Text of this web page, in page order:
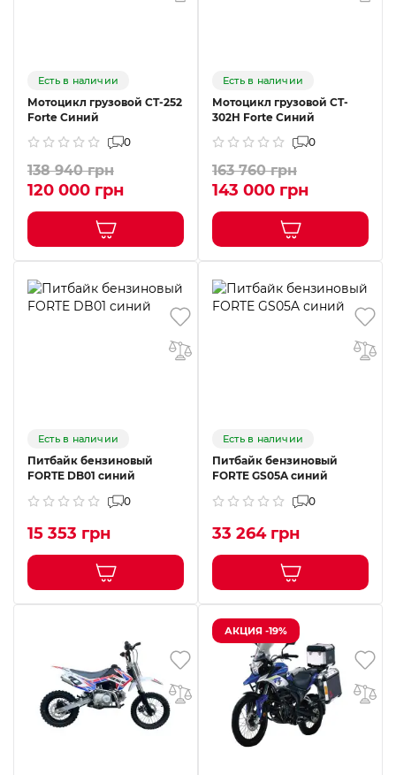
Есть в наличии
Мотоцикл грузовой CT-252
Forte Синий
0
138 940 грн
120 000 грн
Есть в наличии
Мотоцикл грузовой CT-
302H Forte Синий
0
163 760 грн
143 000 грн
Есть в наличии
Питбайк бензиновый
FORTE DB01 синий
0
15 353 грн
Есть в наличии
Питбайк бензиновый
FORTE GS05A синий
0
33 264 грн
АКЦИЯ -19%